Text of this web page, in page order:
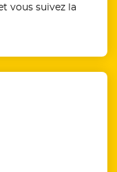
vous suivez la